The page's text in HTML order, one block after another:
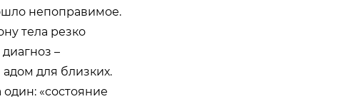
непоправимое.
тела резко
–
для близких.
«состояние